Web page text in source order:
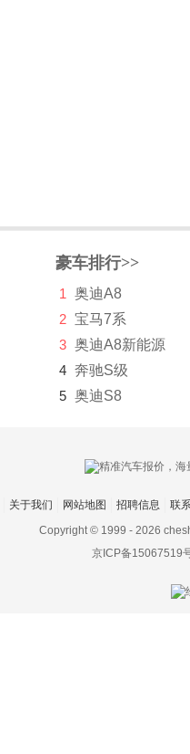
豪车排行>>
1
奥迪A8
2 宝马7系
3 奥迪A8新能源
4 奔驰S级
5 奥迪S8
关于我们 网站地图 招聘信息
联
Copyright © 1999 - 2026
京ICP备15067519